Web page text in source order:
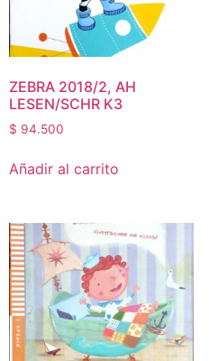
ZEBRA 2018/2, AH
LESEN/SCHR K3
$ 94.500
Añadir al carrito